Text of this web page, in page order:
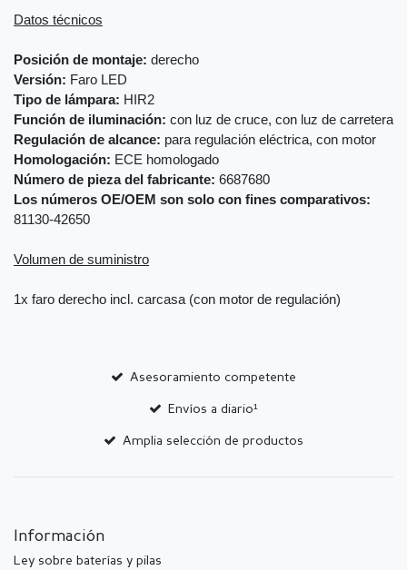
Datos técnicos
Posición de montaje: derecho
Versión: Faro LED
Tipo de lámpara: HIR2
Función de iluminación: con luz de cruce, con luz de carretera
Regulación de alcance: para regulación eléctrica, con motor
Homologación: ECE homologado
Número de pieza del fabricante: 6687680
Los números OE/OEM son solo con fines comparativos:
81130-42650
Volumen de suministro
1x faro derecho incl. carcasa (con motor de regulación)
Asesoramiento competente
Envíos a diario¹
Amplia selección de productos
Información
Ley sobre baterías y pilas